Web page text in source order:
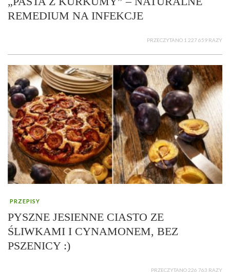
REMEDIUM NA INFEKCJE
PRZECZYTANO 1 227 659 RAZY
PRZEPISY
PYSZNE JESIENNE CIASTO ZE
ŚLIWKAMI I CYNAMONEM, BEZ
PSZENICY :)
PRZECZYTANO 226 763 RAZY